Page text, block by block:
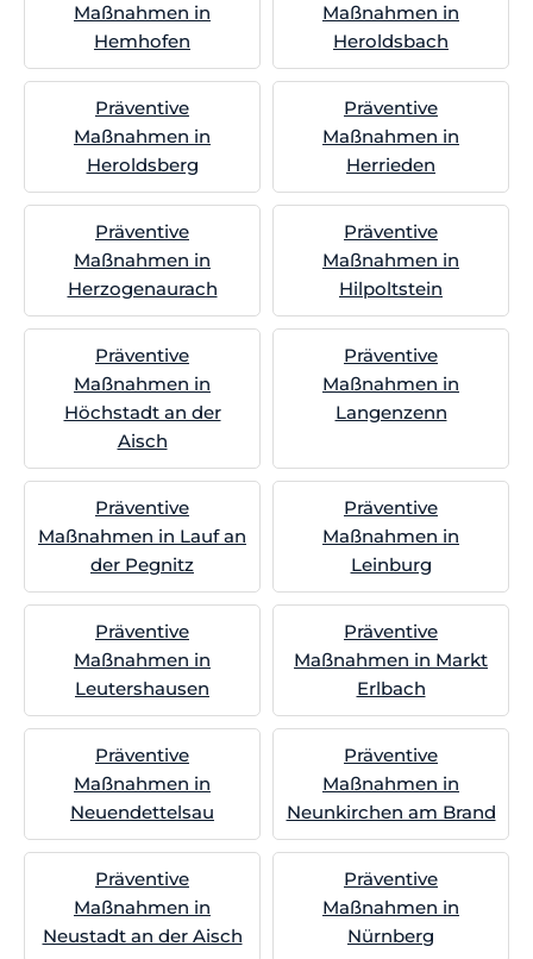
Maßnahmen in
Hemhofen
Maßnahmen in
Heroldsbach
Präventive
Maßnahmen in
Heroldsberg
Präventive
Maßnahmen in
Herrieden
Präventive
Maßnahmen in
Herzogenaurach
Präventive
Maßnahmen in
Hilpoltstein
Präventive
Maßnahmen in
Höchstadt an der
Aisch
Präventive
Maßnahmen in
Langenzenn
Präventive
Maßnahmen in Lauf an
der Pegnitz
Präventive
Maßnahmen in
Leinburg
Präventive
Maßnahmen in
Leutershausen
Präventive
Maßnahmen in Markt
Erlbach
Präventive
Maßnahmen in
Neuendettelsau
Präventive
Maßnahmen in
Neunkirchen am Brand
Präventive
Maßnahmen in
Neustadt an der Aisch
Präventive
Maßnahmen in
Nürnberg